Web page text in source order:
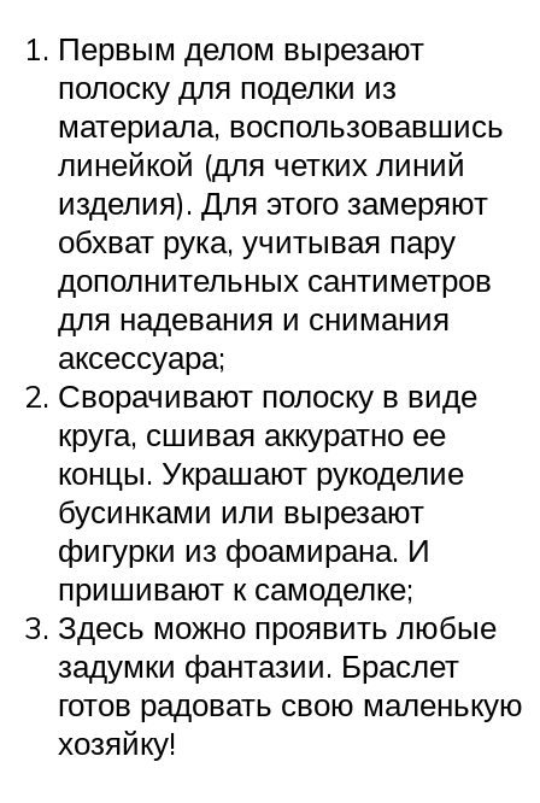
Первым делом вырезают
полоску для поделки из
материала, воспользовавшись
линейкой (для четких линий
изделия). Для этого замеряют
обхват рука, учитывая пару
дополнительных сантиметров
для надевания и снимания
аксессуара;
Сворачивают полоску в виде
круга, сшивая аккуратно ее
концы. Украшают рукоделие
бусинками или вырезают
фигурки из фоамирана. И
пришивают к самоделке;
Здесь можно проявить любые
задумки фантазии. Браслет
готов радовать свою маленькую
хозяйку!